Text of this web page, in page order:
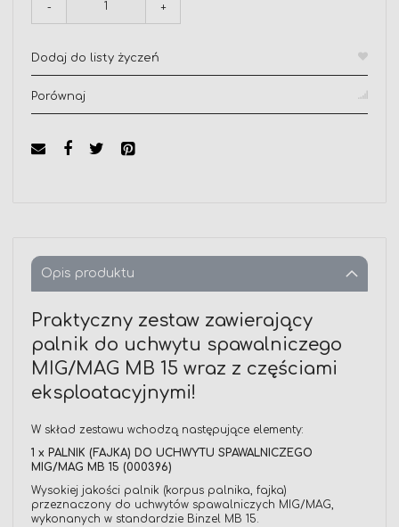
- +
Dodaj do listy życzeń
Porównaj
Opis produktu
Praktyczny zestaw zawierający
palnik do uchwytu spawalniczego
MIG/MAG MB 15 wraz z częściami
eksploatacyjnymi!
W skład zestawu wchodzą następujące elementy:
1 x PALNIK (FAJKA) DO UCHWYTU SPAWALNICZEGO
MIG/MAG MB 15 (000396)
Wysokiej jakości palnik (korpus palnika, fajka)
przeznaczony do uchwytów spawalniczych MIG/MAG,
wykonanych w standardzie Binzel MB 15.